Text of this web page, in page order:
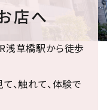
店へ
浅草橋駅から徒歩
、触れて、体験で